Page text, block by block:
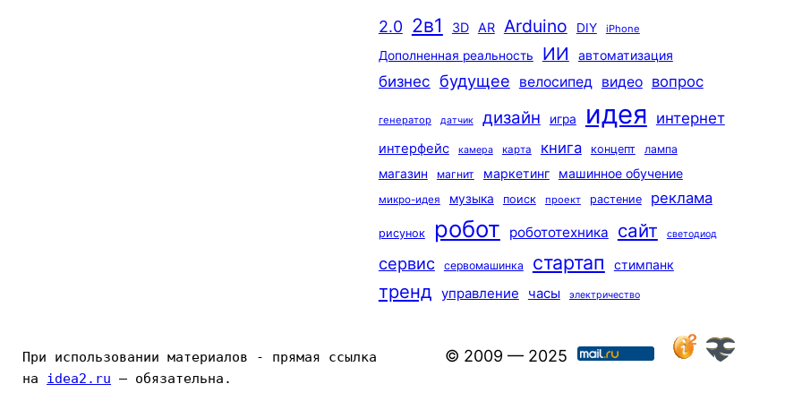
2.0 2в1 3D AR Arduino DIY iPhone
Дополненная реальность ИИ автоматизация
бизнес будущее велосипед видео вопрос
генератор датчик дизайн игра идея интернет
интерфейс камера карта книга концепт лампа
магазин магнит маркетинг машинное обучение
микро-идея музыка поиск проект растение реклама
рисунок робот робототехника сайт светодиод
сервис сервомашинка стартап стимпанк
тренд управление часы электричество
При использовании материалов - прямая ссылка
на idea2.ru — обязательна.
© 2009 — 2025